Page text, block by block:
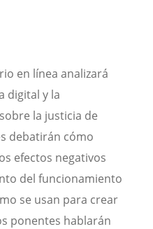
en línea analizará
digital y la
la justicia de
debatirán cómo
efectos negativos
del funcionamiento
se usan para crear
ponentes hablarán